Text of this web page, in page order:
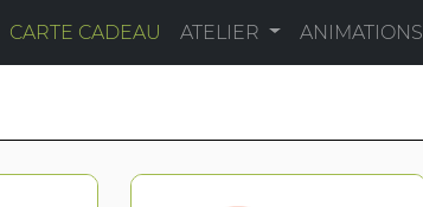
CARTE CADEAU ATELIER ANIMATIONS